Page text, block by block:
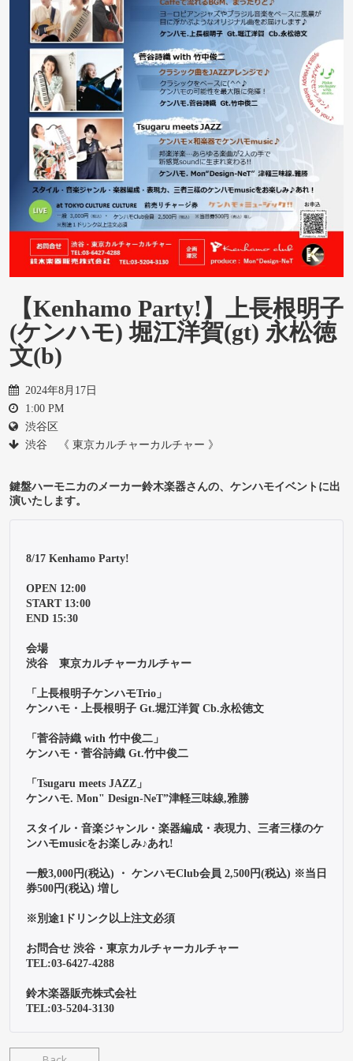
【Kenhamo Party!】上長根明子
(ケンハモ) 堀江洋賀(gt) 永松徳
文(b)
2024年8月17日
1:00 PM
渋谷区
渋谷 《 東京カルチャーカルチャー 》
鍵盤ハーモニカのメーカー鈴木楽器さんの、ケンハモイベントに出
演いたします。
8/17 Kenhamo Party!
OPEN 12:00
START 13:00
END 15:30
会場
渋谷　東京カルチャーカルチャー
「上長根明子ケンハモTrio」
ケンハモ・上長根明子 Gt.堀江洋賀 Cb.永松徳文
「菅谷詩織 with 竹中俊二」
ケンハモ・菅谷詩織 Gt.竹中俊二
「Tsugaru meets JAZZ」
ケンハモ. Mon" Design-NeT”津軽三味線,雅勝
スタイル・音楽ジャンル・楽器編成・表現力、三者三様のケ
ンハモmusicをお楽しみ♪あれ!
一般3,000円(税込) ・ ケンハモClub会員 2,500円(税込) ※当日
券500円(税込) 増し
※別途1ドリンク以上注文必須
お問合せ 渋谷・東京カルチャーカルチャー
TEL:03-6427-4288
鈴木楽器販売株式会社